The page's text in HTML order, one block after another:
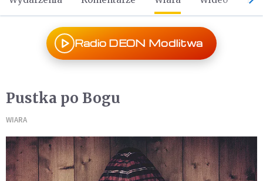
Radio DEON Modlitwa
Pustka po Bogu
WIARA